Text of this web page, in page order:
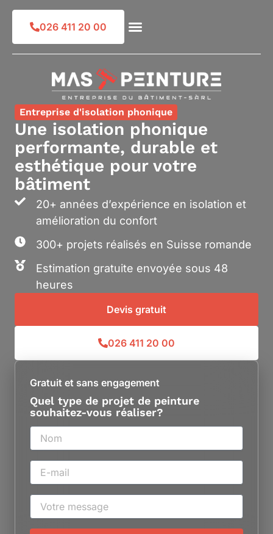
Skip
026 411 20 00
Entreprise d'isolation phonique
Une isolation phonique
performante, durable et
esthétique pour votre
bâtiment
20+ années d’expérience en isolation et
amélioration du confort
300+ projets réalisés en Suisse romande
Estimation gratuite envoyée sous 48
heures
Devis gratuit
026 411 20 00
Gratuit et sans engagement
Quel type de projet de peinture
souhaitez-vous réaliser?